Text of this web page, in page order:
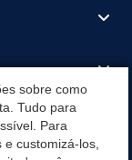
sobre como
Tudo para
Para
customizá-los,